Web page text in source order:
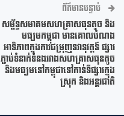
ព័ត៌មានបន្ទាប់
សម្ព័ន្ធសមាគមសហគ្រាសធុនតូច និង
មធ្យមកម្ពុជា មានគោលបំណង
អាទិភាពក្នុងការជម្រុញនវានុវត្តន៍ ផ្សារ
ភ្ជាប់ទំនាក់ទំនងរវាងសហគ្រាសធុនតូច
និងមធ្យមនៅកម្ពុជាទៅកាន់ទីផ្សារក្នុង
ស្រុក និងអន្តរជាតិ